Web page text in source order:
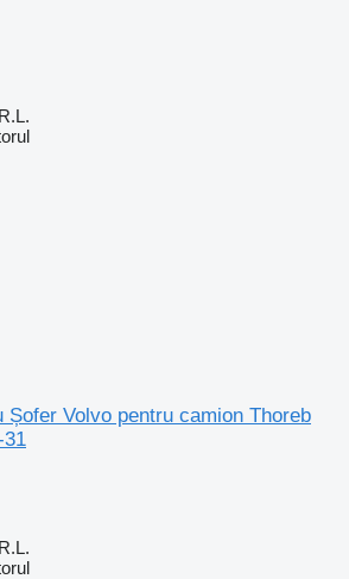
Șofer Volvo pentru camion Thoreb
31